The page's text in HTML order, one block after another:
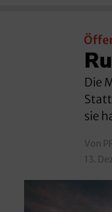
Die
sie
Von
13.